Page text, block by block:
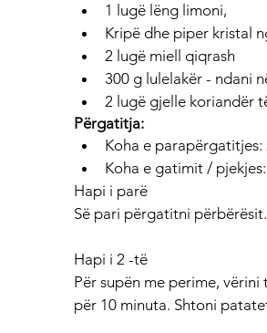
1 lugë lëng limoni,
Kripë dhe piper kristal
2 lugë miell qiqrash
300 g lulelakër - ndani
2 lugë gjelle koriandër
Përgatitja:
Koha e parapërgatitjes:
Koha e gatimit /
Hapi i parë
Së pari përgatitni përbërësit.
Hapi i 2 -të
Për supën me perime,
për 10 minuta. Shtoni